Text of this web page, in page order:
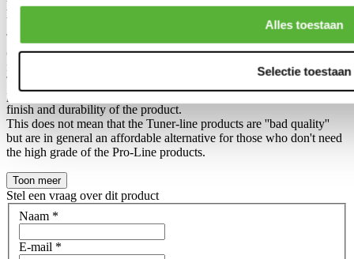
Alles toestaan
Selectie toestaan
products?
The difference between an Tuner-line and Pro-line product has been
created, so we can make 2 different collections in our own product
range.
The Pro-Line is in general a slightly higher grade in a slightly higher
price range, compared to the Tuner-line. Often noticable in the final
finish and durability of the product.
This does not mean that the Tuner-line products are ''bad quality''
but are in general an affordable alternative for those who don't need
the high grade of the Pro-Line products.
Toon meer
Stel een vraag over dit product
Naam *
E-mail *